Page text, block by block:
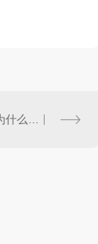
现在的外墙保温装饰一体板为什么应用不是很广泛？是价格高还是认知度低？